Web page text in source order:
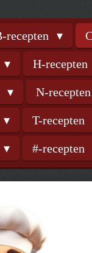
recepten
H-recepten
N-recepten
T-recepten
#-recepten